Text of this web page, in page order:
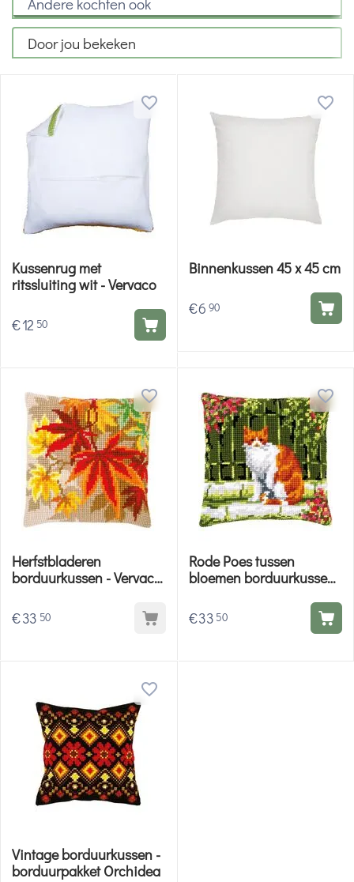
Door jou bekeken
Kussenrug met
ritssluiting wit - Vervaco
€12 50
Binnenkussen 45 x 45 cm
€6 90
Herfstbladeren
borduurkussen - Vervaco
€33 50
Rode Poes tussen
bloemen borduurkussen
€33 50
Vintage borduurkussen -
borduurpakket Orchidea